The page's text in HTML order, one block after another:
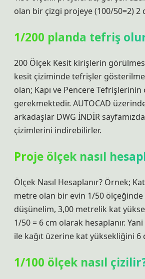
olan bir çizgi projeye (100/50=2) 2
1/200 planda tefriş
200 Ölçek Kesit kirişlerin
kesit çiziminde tefrişler
olan; Kapı ve Pencere Tefrişlerinin
gerekmektedir. AUTOCAD
arkadaşlar DWG İNDİR
çizimlerini indirebilirler.
Proje ölçek nasıl
Ölçek Nasıl Hesaplanır? Örnek;
metre olan bir evin 1/50
düşünelim, 3,00 metrelik kat
1/50 = 6 cm olarak hesaplanır.
ile kağıt üzerine kat yüksekliğini 6
1/100 ölçek nasıl